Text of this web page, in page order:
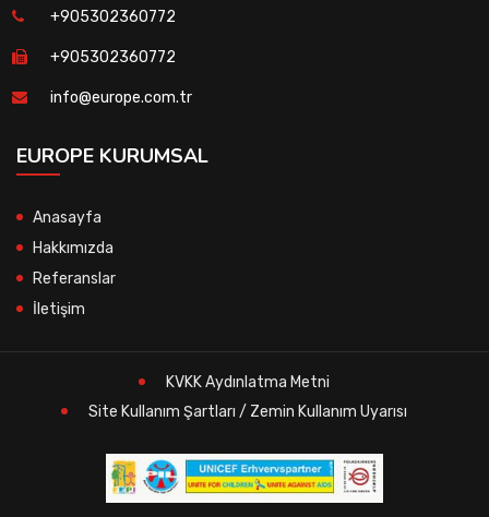
+905302360772
+905302360772
info@europe.com.tr
EUROPE KURUMSAL
Anasayfa
Hakkımızda
Referanslar
İletişim
KVKK Aydınlatma Metni
Site Kullanım Şartları / Zemin Kullanım Uyarısı